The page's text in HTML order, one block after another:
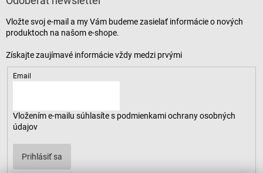
Vložte svoj e-mail a my Vám budeme zasielať informácie o nových
produktoch na našom e-shope.
Email
Vložením e-mailu súhlasíte s podmienkami ochrany osobných
údajov
Prihlásiť sa